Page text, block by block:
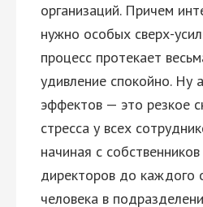
организаций. Причем
нужно особых сверх-
процесс протекает
удивление спокойно. Ну
эффектов — это резкое
стресса у всех
начиная с
директоров до каждого
человека в